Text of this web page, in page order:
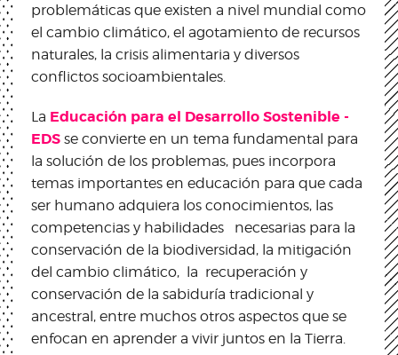
problemáticas que existen a nivel mundial como
el cambio climático, el agotamiento de recursos
naturales, la crisis alimentaria y diversos
conflictos socioambientales.
La Educación para el Desarrollo Sostenible -
EDS se convierte en un tema fundamental para
la solución de los problemas, pues incorpora
temas importantes en educación para que cada
ser humano adquiera los conocimientos, las
competencias y habilidades necesarias para la
conservación de la biodiversidad, la mitigación
del cambio climático, la recuperación y
conservación de la sabiduría tradicional y
ancestral, entre muchos otros aspectos que se
enfocan en aprender a vivir juntos en la Tierra.